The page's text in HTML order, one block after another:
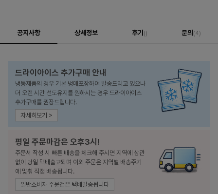
공지사항 상세정보 후기 () 문의 (4)
드라이아이스 추가구매 안내
냉동제품의 경우 기본 냉매포장하여 발송드리고 있으나
더 오랜 시간 선도유지를 원하시는 경우 드라이아이스
추가구매를 권장드립니다.
자세히보기 >
평일 주문마감은 오후3시!
주문서 작성 시 빠른 배송을 체크해 주시면 지역에 상관
없이 당일 택배출고되며 이외 주문은 지역별 배송주기
에 맞춰 직접 배송됩니다.
일반소비자 주문건은 택배발송됩니다